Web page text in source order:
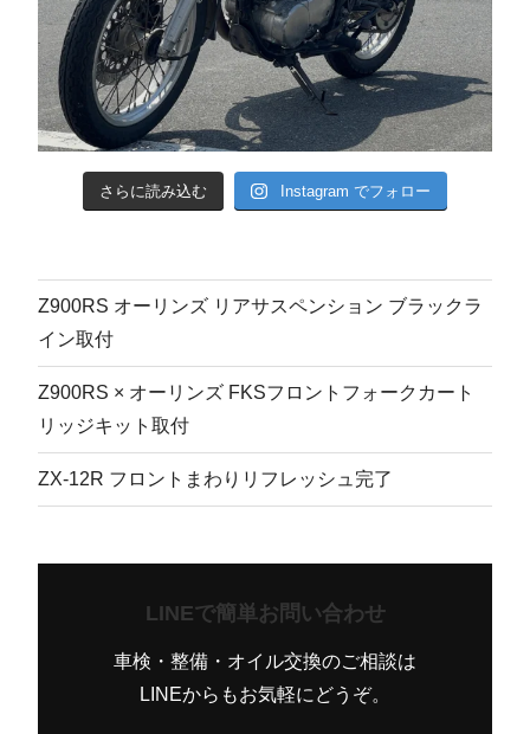
さらに読み込む Instagram でフォロー
Z900RS オーリンズ リアサスペンション ブラックラ
イン取付
Z900RS × オーリンズ FKSフロントフォークカート
リッジキット取付
ZX-12R フロントまわりリフレッシュ完了
LINEで簡単お問い合わせ
車検・整備・オイル交換のご相談は
LINEからもお気軽にどうぞ。